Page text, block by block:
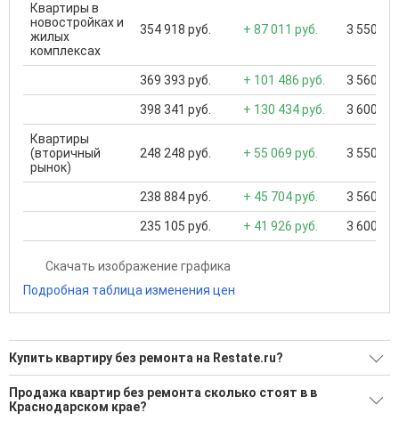
Квартиры в
новостройках и
жилых
комплексах
354 918 руб. + 87 011 руб. 3 550
369 393 руб. + 101 486 руб. 3 560
398 341 руб. + 130 434 руб. 3 600
Квартиры
(вторичный
рынок)
248 248 руб. + 55 069 руб. 3 550
238 884 руб. + 45 704 руб. 3 560
235 105 руб. + 41 926 руб. 3 600
Скачать изображение графика
Подробная таблица изменения цен
Купить квартиру без ремонта на Restate.ru?
Ищите, как Купить квартиру без ремонта?
1118 актуальных и проверенных объявлений
Продажа квартир без ремонта сколько стоят в в
Краснодарском крае?